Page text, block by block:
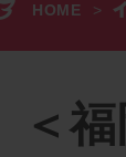
HOME >
＜